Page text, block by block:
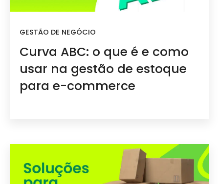
GESTÃO DE NEGÓCIO
Curva ABC: o que é e como
usar na gestão de estoque
para e-commerce